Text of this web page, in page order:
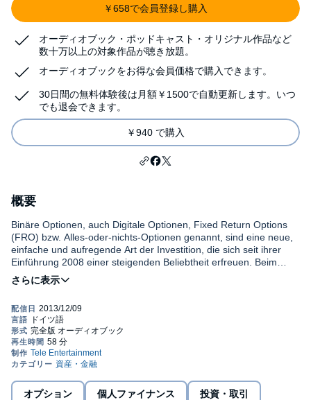
￥658で会員登録し購入
オーディオブック・ポッドキャスト・オリジナル作品など
数十万以上の対象作品が聴き放題。
オーディオブックをお得な会員価格で購入できます。
30日間の無料体験後は月額￥1500で自動更新します。いつ
でも退会できます。
￥940 で購入
概要
Binäre Optionen, auch Digitale Optionen, Fixed Return Options
(FRO) bzw. Alles-oder-nichts-Optionen genannt, sind eine neue,
einfache und aufregende Art der Investition, die sich seit ihrer
Einführung 2008 einer steigenden Beliebtheit erfreuen. Beim
Handel mit Digitalen Optionen prognostizieren Investoren, in
welche Richtung sich eine zugrundeliegende Anlage bis zum
Vorteil von Investitionen in Digitale Optionen auf den Plattformen
von Online Brokern liegt darin, dass Sie den potentiellen Ertrag
der Investition von Anfang an kennen.©2013 Tele Entertainment
(P)2013 Beatrix von Burgund
オプション 個人ファイナンス 投資・取引